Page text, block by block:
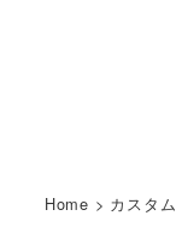
Home > カスタム